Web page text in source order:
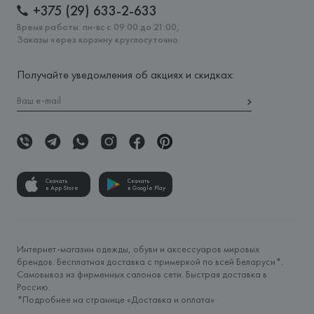
+375 (29) 633-2-633
Время работы: пн-вс с 09:00 до 21:00,
Заказы через корзину круглосуточно
Получайте уведомления об акциях и скидках:
Скачать
в App Store
Скачать
в Google Play
Интернет-магазин одежды, обуви и аксессуаров мировых
брендов. Бесплатная доставка с примеркой по всей Беларуси*.
Самовывоз из фирменных салонов сети. Быстрая доставка в
Россию.
*Подробнее на странице «Доставка и оплата»